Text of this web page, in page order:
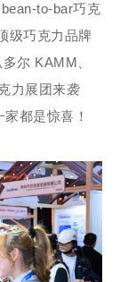
to-bar巧克
级巧克力品牌
尔 KAMM、
力展团来袭
都是惊喜！